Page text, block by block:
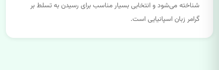
شناخته می‌شود و انتخابی بسیار مناسب برای رسیدن به تسلط بر
گرامر زبان اسپانیایی است.